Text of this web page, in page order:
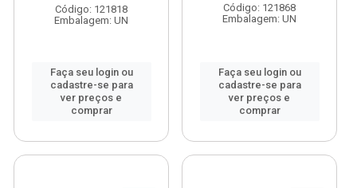
Código: 121818
Embalagem: UN
Faça seu login ou
cadastre-se para
ver preços e
comprar
Código: 121868
Embalagem: UN
Faça seu login ou
cadastre-se para
ver preços e
comprar